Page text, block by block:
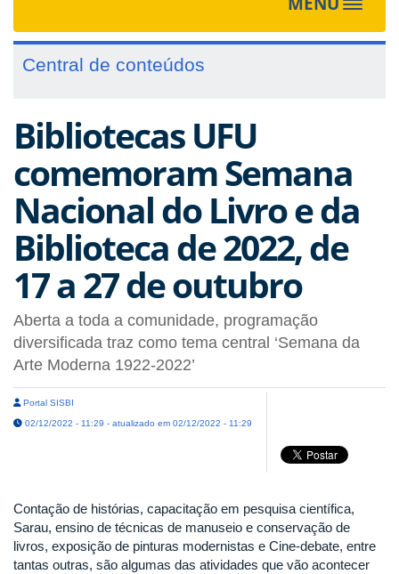
Toggle
Central de conteúdos
Bibliotecas UFU
comemoram Semana
Nacional do Livro e da
Biblioteca de 2022, de
17 a 27 de outubro
Aberta a toda a comunidade, programação
diversificada traz como tema central ‘Semana da
Arte Moderna 1922-2022’
Portal SISBI
02/12/2022 - 11:29 - atualizado em 02/12/2022 - 11:29
Contação de histórias, capacitação em pesquisa científica,
Sarau, ensino de técnicas de manuseio e conservação de
livros, exposição de pinturas modernistas e Cine-debate, entre
tantas outras, são algumas das atividades que vão acontecer